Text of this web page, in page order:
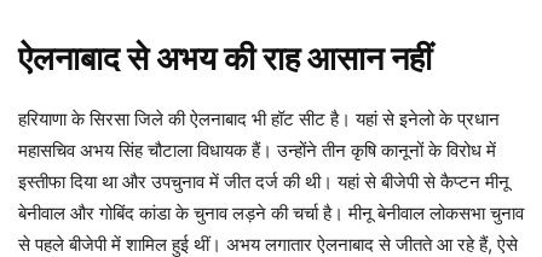
ऐलनाबाद से अभय की राह आसान नहीं
हरियाणा के सिरसा जिले की ऐलनाबाद भी हॉट सीट है। यहां से इनेलो के प्रधान
महासचिव अभय सिंह चौटाला विधायक हैं। उन्होंने तीन कृषि कानूनों के विरोध में
इस्तीफा दिया था और उपचुनाव में जीत दर्ज की थी। यहां से बीजेपी से कैप्टन मीनू
बेनीवाल और गोबिंद कांडा के चुनाव लड़ने की चर्चा है। मीनू बेनीवाल लोकसभा चुनाव
से पहले बीजेपी में शामिल हुई थीं। अभय लगातार ऐलनाबाद से जीतते आ रहे हैं, ऐसे